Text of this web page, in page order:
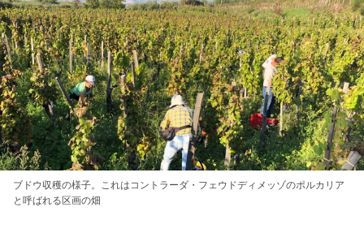
ブドウ収穫の様子。これはコントラーダ・フェウドディメッゾのポルカリア
と呼ばれる区画の畑